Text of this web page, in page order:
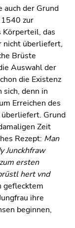
auch der Grund
1540 zur
das
nicht überliefert,
Brüste
Auswahl der
die Existenz
sich, denn in
Erreichen des
Grund
Zeit
Rezept: Man
Junckhfraw
ersten
hert vnd
geflecktem
ihre
beginnen,